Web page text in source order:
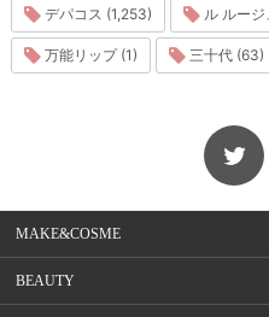
デパコス (1,253) ル ルージ
万能リップ (1) 三十代 (63)
MAKE&COSME
BEAUTY